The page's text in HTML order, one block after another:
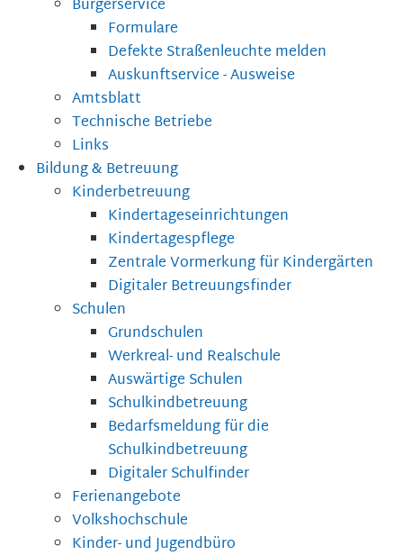
Bürgerservice
Formulare
Defekte Straßenleuchte melden
Auskunftservice - Ausweise
Amtsblatt
Technische Betriebe
Links
Bildung & Betreuung
Kinderbetreuung
Kindertageseinrichtungen
Kindertagespflege
Zentrale Vormerkung für Kindergärten
Digitaler Betreuungsfinder
Schulen
Grundschulen
Werkreal- und Realschule
Auswärtige Schulen
Schulkindbetreuung
Bedarfsmeldung für die
Schulkindbetreuung
Digitaler Schulfinder
Ferienangebote
Volkshochschule
Kinder- und Jugendbüro